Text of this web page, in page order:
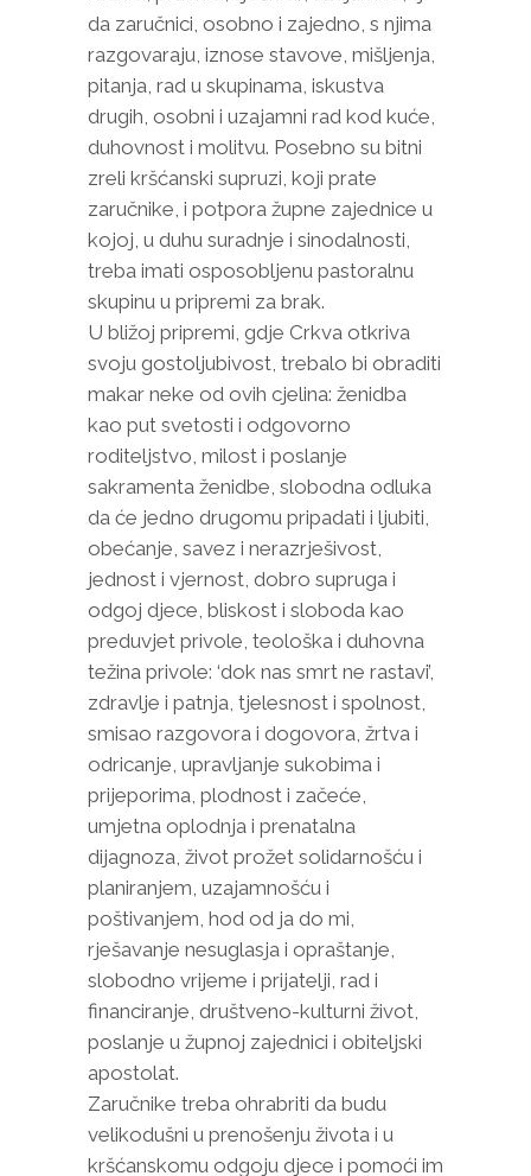
da zaručnici, osobno i zajedno, s njima
razgovaraju, iznose stavove, mišljenja,
pitanja, rad u skupinama, iskustva
drugih, osobni i uzajamni rad kod kuće,
duhovnost i molitvu. Posebno su bitni
zreli kršćanski supruzi, koji prate
zaručnike, i potpora župne zajednice u
kojoj, u duhu suradnje i sinodalnosti,
treba imati osposobljenu pastoralnu
skupinu u pripremi za brak.
U bližoj pripremi, gdje Crkva otkriva
svoju gostoljubivost, trebalo bi obraditi
makar neke od ovih cjelina: ženidba
kao put svetosti i odgovorno
roditeljstvo, milost i poslanje
sakramenta ženidbe, slobodna odluka
da će jedno drugomu pripadati i ljubiti,
obećanje, savez i nerazrješivost,
jednost i vjernost, dobro supruga i
odgoj djece, bliskost i sloboda kao
preduvjet privole, teološka i duhovna
težina privole: ‘dok nas smrt ne rastavi’,
zdravlje i patnja, tjelesnost i spolnost,
smisao razgovora i dogovora, žrtva i
odricanje, upravljanje sukobima i
prijeporima, plodnost i začeće,
umjetna oplodnja i prenatalna
dijagnoza, život prožet solidarnošću i
planiranjem, uzajamnošću i
poštivanjem, hod od ja do mi,
rješavanje nesuglasja i opraštanje,
slobodno vrijeme i prijatelji, rad i
financiranje, društveno-kulturni život,
poslanje u župnoj zajednici i obiteljski
apostolat.
Zaručnike treba ohrabriti da budu
velikodušni u prenošenju života i u
kršćanskomu odgoju djece i pomoći im